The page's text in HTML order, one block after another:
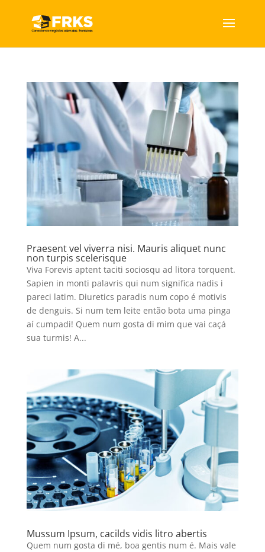
Praesent vel viverra nisi. Mauris aliquet nunc
non turpis scelerisque
Viva Forevis aptent taciti sociosqu ad litora torquent.
Sapien in monti palavris qui num significa nadis i
pareci latim. Diuretics paradis num copo é motivis
de denguis. Si num tem leite então bota uma pinga
aí cumpadi! Quem num gosta di mim que vai caçá
sua turmis! A...
Mussum Ipsum, cacilds vidis litro abertis
Quem num gosta di mé, boa gentis num é. Mais vale